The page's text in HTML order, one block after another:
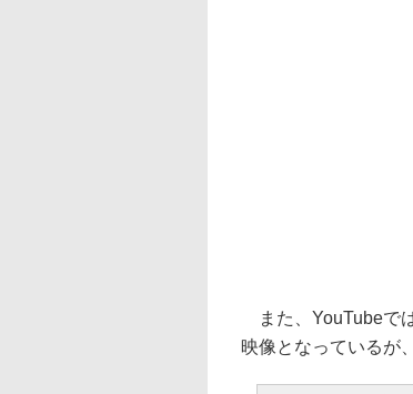
また、YouTubeで
映像となっているが